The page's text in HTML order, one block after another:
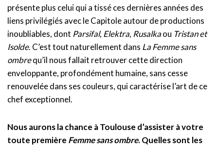
présente plus celui qui a tissé ces dernières années des
liens privilégiés avec le Capitole autour de productions
inoubliables, dont Parsifal, Elektra, Rusalkaou Tristan et
Isolde. C’est tout naturellement dans La Femme sans
ombrequ’il nous fallait retrouver cette direction
enveloppante, profondément humaine, sans cesse
renouvelée dans ses couleurs, qui caractérise l’art de ce
chef exceptionnel.
Nous aurons la chance à Toulouse d’assister à votre
toute première Femme sans ombre. Quelles sont les